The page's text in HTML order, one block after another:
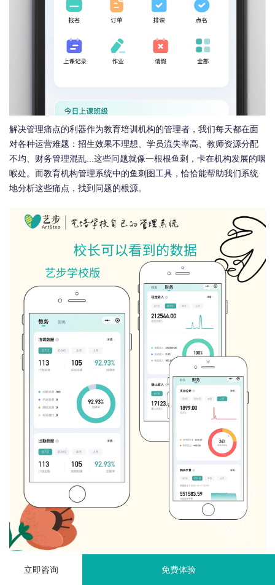
解决管理痛点的利器作为教育培训机构的管理者，我们每天都在面
对各种运营难题：招生效果不理想、学员流失率高、教师资源分配
不均、财务管理混乱...这些问题就像一根根鱼刺，卡在机构发展的咽
喉处。而教育机构管理系统中的鱼刺图工具，恰恰能帮助我们系统
地分析这些痛点，找到问题的根源。
艺步学员管理系统：破解教育机构运营痛点的智能解决方案
立即咨询 免费体验